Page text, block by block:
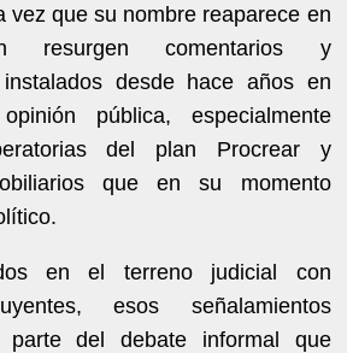
vez que su nombre reaparece en
resurgen comentarios y
instalados desde hace años en
pública, especialmente
del plan Procrear y
que en su momento
en el terreno judicial con
esos señalamientos
parte del debate informal que